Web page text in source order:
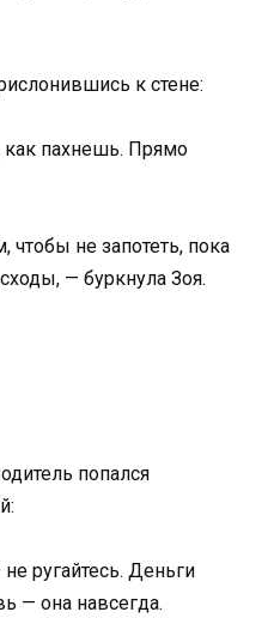
к стене:
пахнешь. Прямо
чтобы не запотеть, пока
— буркнула Зоя.
попался
ругайтесь. Деньги
— она навсегда.